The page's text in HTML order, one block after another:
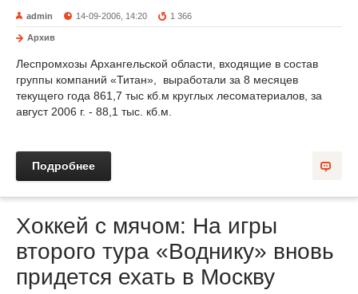
admin 14-09-2006, 14:20 1 366
Архив
Леспромхозы Архангельской области, входящие в состав
группы компаний «Титан», выработали за 8 месяцев
текущего года 861,7 тыс кб.м круглых лесоматериалов, за
август 2006 г. - 88,1 тыс. кб.м.
Подробнее
Хоккей с мячом: На игры
второго тура «Воднику» вновь
придется ехать в Москву